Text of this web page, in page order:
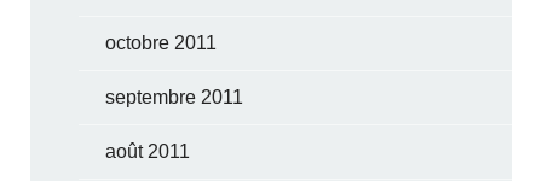
octobre 2011
septembre 2011
août 2011